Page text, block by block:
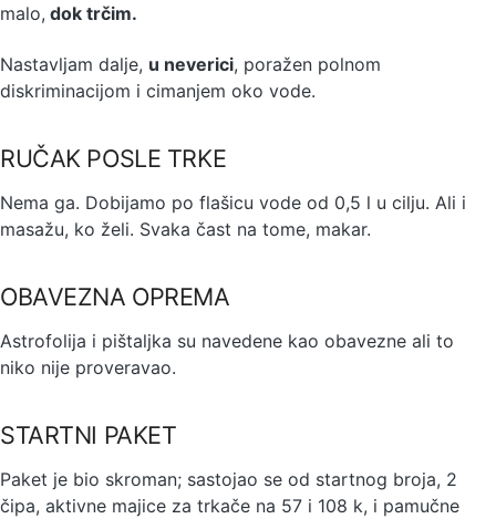
malo, dok trčim.
Nastavljam dalje, u neverici, poražen polnom
diskriminacijom i cimanjem oko vode.
RUČAK POSLE TRKE
Nema ga. Dobijamo po flašicu vode od 0,5 l u cilju. Ali i
masažu, ko želi. Svaka čast na tome, makar.
OBAVEZNA OPREMA
Astrofolija i pištaljka su navedene kao obavezne ali to
niko nije proveravao.
STARTNI PAKET
Paket je bio skroman; sastojao se od startnog broja, 2
čipa, aktivne majice za trkače na 57 i 108 k, i pamučne